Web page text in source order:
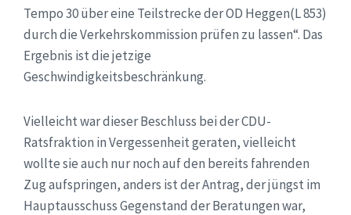
Tempo 30 über eine Teilstrecke der OD Heggen(L 853)
durch die Verkehrskommission prüfen zu lassen“. Das
Ergebnis ist die jetzige
Geschwindigkeitsbeschränkung.
Vielleicht war dieser Beschluss bei der CDU-
Ratsfraktion in Vergessenheit geraten, vielleicht
wollte sie auch nur noch auf den bereits fahrenden
Zug aufspringen, anders ist der Antrag, der jüngst im
Hauptausschuss Gegenstand der Beratungen war,